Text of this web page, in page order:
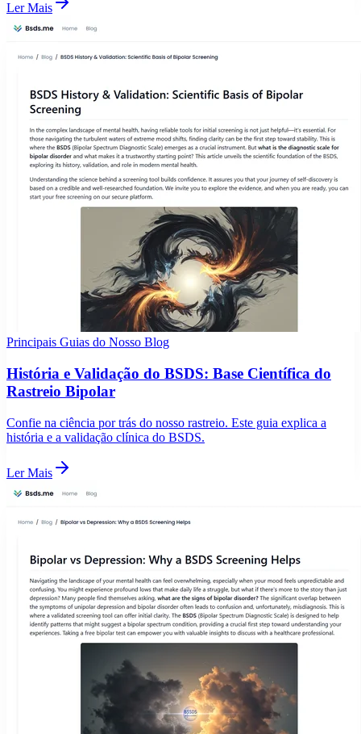
Ler Mais
Principais Guias do Nosso Blog
História e Validação do BSDS: Base Científica do
Rastreio Bipolar
Confie na ciência por trás do nosso rastreio. Este guia explica a
história e a validação clínica do BSDS.
Ler Mais